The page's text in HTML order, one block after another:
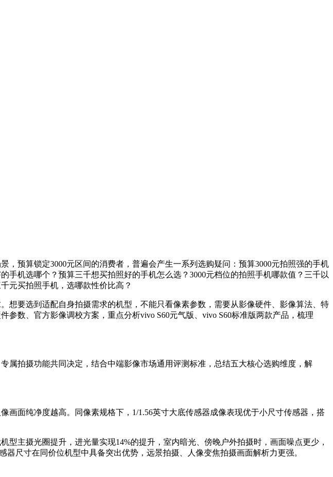
预算锁定3000元区间的消费者，普遍会产生一系列选购疑问：预算3000元拍照强的手机
手机选哪个？预算三千想买拍照好的手机怎么选？3000元档位的拍照手机哪款值？三千以
元买拍照手机，选哪款性价比高？
想要选到适配自身拍摄需求的机型，不能只看像素参数，需要从影像硬件、影像算法、特
数、官方影像调校方案，重点分析vivo S60元气版、vivo S60标准版两款产品，梳理
属拍摄功能共同决定，结合中端影像市场通用评测标准，总结五大核心选购维度，解
面纯净度越高。同像素规格下，1/1.56英寸大底传感器成像表现优于小尺寸传感器，搭
型主摄光圈提升，进光量实现14%的提升，室内暗光、傍晚户外拍摄时，画面噪点更少，
尺寸在同价位机型中具备突出优势，远景拍摄、人像变焦拍摄画面解析力更强。